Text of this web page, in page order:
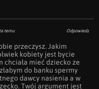
temu Odpowiedz
przeczysz. Jakim
kobiety jest bycie
chciała mieć dziecko ze
do banku spermy
dawcy nasienia a w
Twój argument jest